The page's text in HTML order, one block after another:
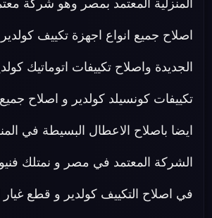
المنزلية المعتمد بمصر وهو شركة
اصلاح جميع انواع اجهزة تكييف
الجديدة واصلاح تكييفات اتوماتيك
تكييفات كونسيلد كولدير و اصلاح
ايضا باصلاح الاعطال البسيطة في
الشركة المعتمد في مصر و نمتلك
في اصلاح التكييف كولدير و قطع